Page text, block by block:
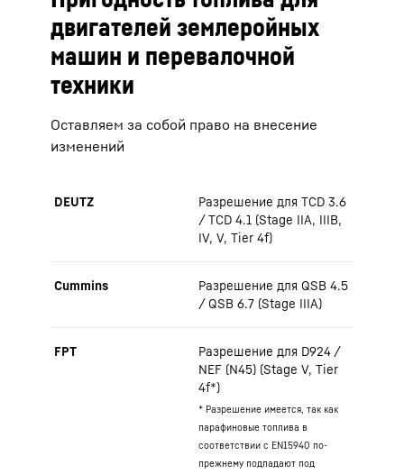
двигателей землеройных
машин и перевалочной
техники
Оставляем за собой право на внесение
изменений
DEUTZ
Разрешение для TCD 3.6
/ TCD 4.1 (Stage IIA, IIIB,
IV, V, Tier 4f)
Cummins
Разрешение для QSB 4.5
/ QSB 6.7 (Stage IIIA)
FPT
Разрешение для D924 /
NEF (N45) (Stage V, Tier
4f*)
* Разрешение имеется, так как
парафиновые топлива в
соответствии с EN15940 по-
прежнему подпадают под